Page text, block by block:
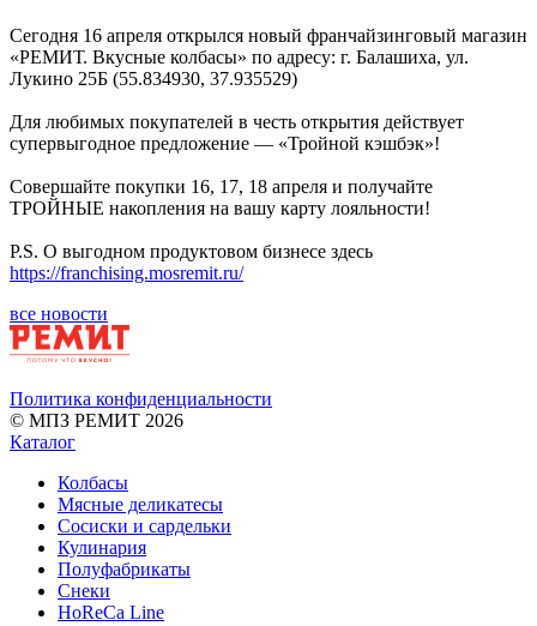
Сегодня 16 апреля открылся новый франчайзинговый магазин
«РЕМИТ. Вкусные колбасы» по адресу: г. Балашиха, ул.
Лукино 25Б (55.834930, 37.935529)
Для любимых покупателей в честь открытия действует
супервыгодное предложение — «Тройной кэшбэк»!
Совершайте покупки 16, 17, 18 апреля и получайте
ТРОЙНЫЕ накопления на вашу карту лояльности!
P.S. О выгодном продуктовом бизнесе здесь
https://franchising.mosremit.ru/
все новости
Политика конфиденциальности
© МПЗ РЕМИТ 2026
Каталог
Колбасы
Мясные деликатесы
Сосиски и сардельки
Кулинария
Полуфабрикаты
Снеки
HoReCa Line